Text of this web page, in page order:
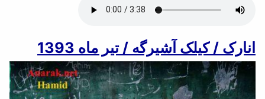
انارک / کیلک آشیرگه / تیر ماه 1393